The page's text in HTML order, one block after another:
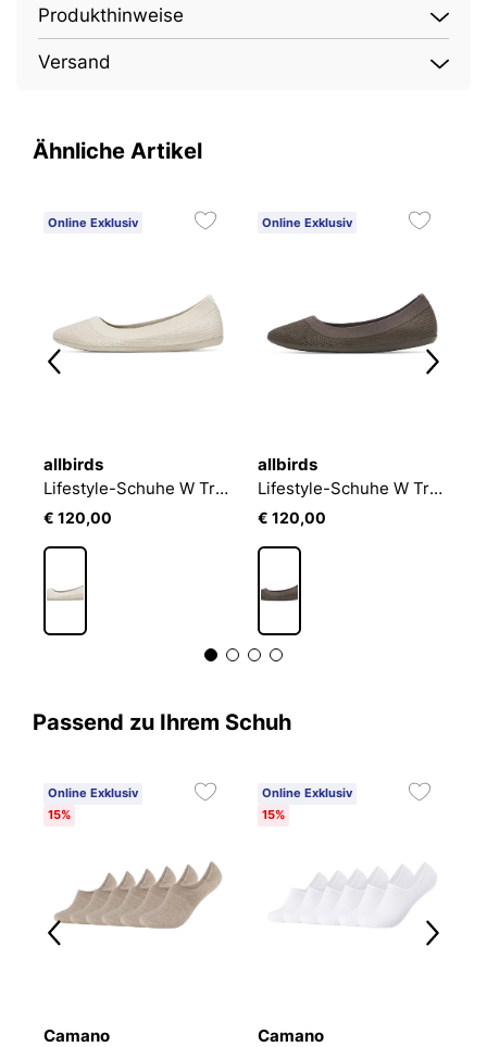
Produkthinweise
Versand
Ähnliche Artikel
Online Exklusiv
allbirds
Lifestyle-Schuhe W Tree Breezer
€ 120,00
Online Exklusiv
allbirds
Lifestyle-Schuhe W Tree Breezer
€ 120,00
Passend zu Ihrem Schuh
Online Exklusiv
15%
Camano
Online Exklusiv
15%
Camano